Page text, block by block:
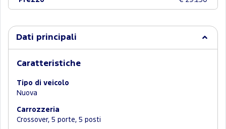
Dati principali
Caratteristiche
Tipo di veicolo
Nuova
Carrozzeria
Crossover, 5 porte, 5 posti